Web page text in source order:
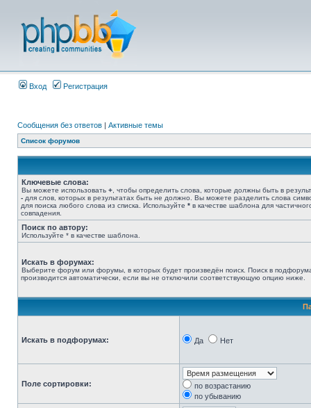
Вход Регистрация
Сообщения без ответов | Активные темы
Список форумов
Ключевые слова:
Вы можете использовать + , чтобы определить слова, которые должны быть в
- для слов, которых в результатах быть не должно. Вы можете разделить слова
для поиска любого слова из списка. Используйте * в качестве шаблона для
совпадения.
Поиск по автору:
Используйте * в качестве шаблона.
Искать в форумах:
Выберите форум или форумы, в которых будет произведён поиск. Поиск в
производится автоматически, если вы не отключили соответствующую опцию ниже.
Искать в подфорумах: Да Нет
Поле сортировки:
по возрастанию
по убыванию